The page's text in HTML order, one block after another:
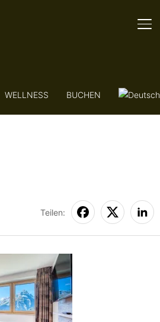
WELLNESS BUCHEN
Teilen: